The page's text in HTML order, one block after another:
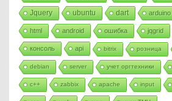
Jquery ubuntu dart arduino
html android ошибка jqgrid
консоль api bitrix розница
debian server учет оргтехники
c++ zabbix apache input